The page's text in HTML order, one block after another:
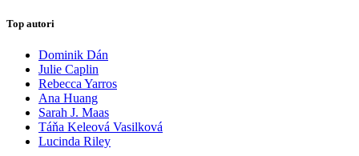
Top autori
Dominik Dán
Julie Caplin
Rebecca Yarros
Ana Huang
Sarah J. Maas
Táňa Keleová Vasilková
Lucinda Riley